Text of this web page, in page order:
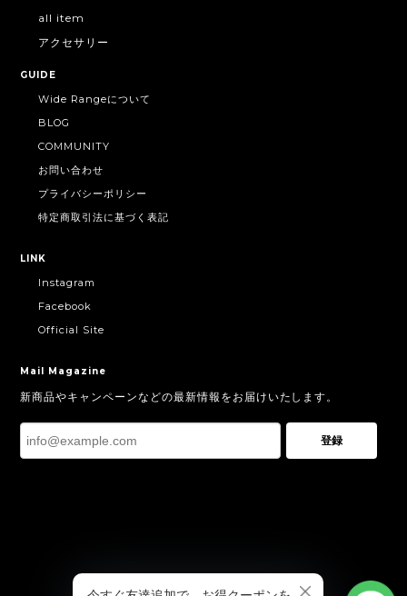
all item
アクセサリー
GUIDE
Wide Rangeについて
BLOG
COMMUNITY
お問い合わせ
プライバシーポリシー
特定商取引法に基づく表記
LINK
Instagram
Facebook
Official Site
Mail Magazine
新商品やキャンペーンなどの最新情報をお届けいたします。
登録